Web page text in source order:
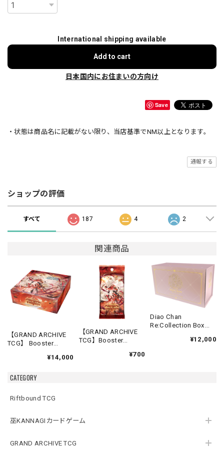
CATEGORY
Riftbound TCG
巫KANNAGIカードゲーム
GRAND ARCHIVE TCG
International shipping available
Add to cart
日本国内にお住まいの方向け
Save
・状態は商品名に記載がない限り、当店基準でNM以上となります。
通報する
ショップの評価
すべて 187 4 2
関連商品
【GRAND ARCHIVE
TCG】 Booster
【Abyssal Heaven】
¥14,000
【GRAND ARCHIVE
TCG】Booster
Heaven】《英語版》
¥700
Diao Chan
Re:Collection Box
¥12,000